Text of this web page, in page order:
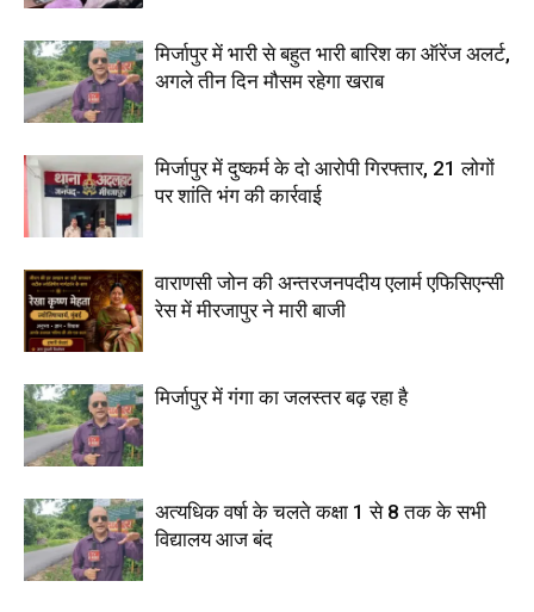
मिर्जापुर में भारी से बहुत भारी बारिश का ऑरेंज अलर्ट,
अगले तीन दिन मौसम रहेगा खराब
मिर्जापुर में दुष्कर्म के दो आरोपी गिरफ्तार, 21 लोगों
पर शांति भंग की कार्रवाई
वाराणसी जोन की अन्तरजनपदीय एलार्म एफिसिएन्सी
रेस में मीरजापुर ने मारी बाजी
मिर्जापुर में गंगा का जलस्तर बढ़ रहा है
अत्यधिक वर्षा के चलते कक्षा 1 से 8 तक के सभी
विद्यालय आज बंद